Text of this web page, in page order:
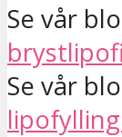
Se vår
Se vår